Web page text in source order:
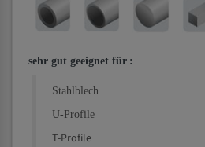
sehr gut geeignet für :
Stahlblech
U-Profile
T-Profile